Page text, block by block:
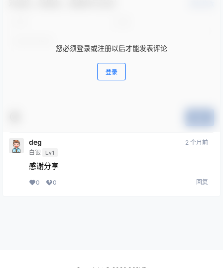
您必须登录或注册以后才能发表评论
登录
deg
白银 Lv1
2 个月前
感谢分享
0 0 回复